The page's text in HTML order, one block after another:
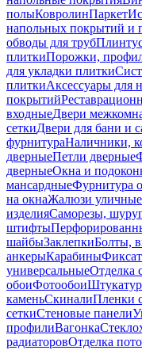
полыКовролинПаркет
напольных покрытий и
обводы для труб
плиткиПорожки,
для укладки плитки
плиткиАксессуары для
покрытий
входныеДвери
сеткиДвери для бани и
фурнитураНаличники,
дверныеПетли дверные
дверныеОкна и
мансардныеФурнитура
на окнаЖалюзи уличные
изделияСаморезы,
штифты
шайбыЗаклепкиБолты,
анкерыКарабины
универсальныеОтделка
обоиФотообои
каменьСкиналиПленки
сеткиСтеновые панели
профилиВагонка
радиаторовОтделка